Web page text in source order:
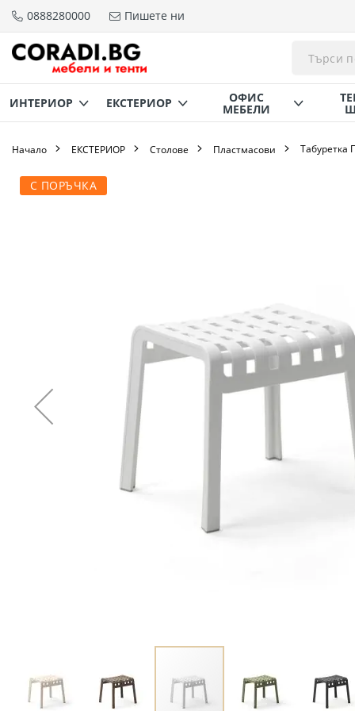
Прескачане
съдържанието
0888280000 Пишете ни
ИНТЕРИОР ЕКСТЕРИОР ОФИС
МЕБЕЛИ
Начало ЕКСТЕРИОР Столове Пластмасови Табуретка
С ПОРЪЧКА
Преминете
към